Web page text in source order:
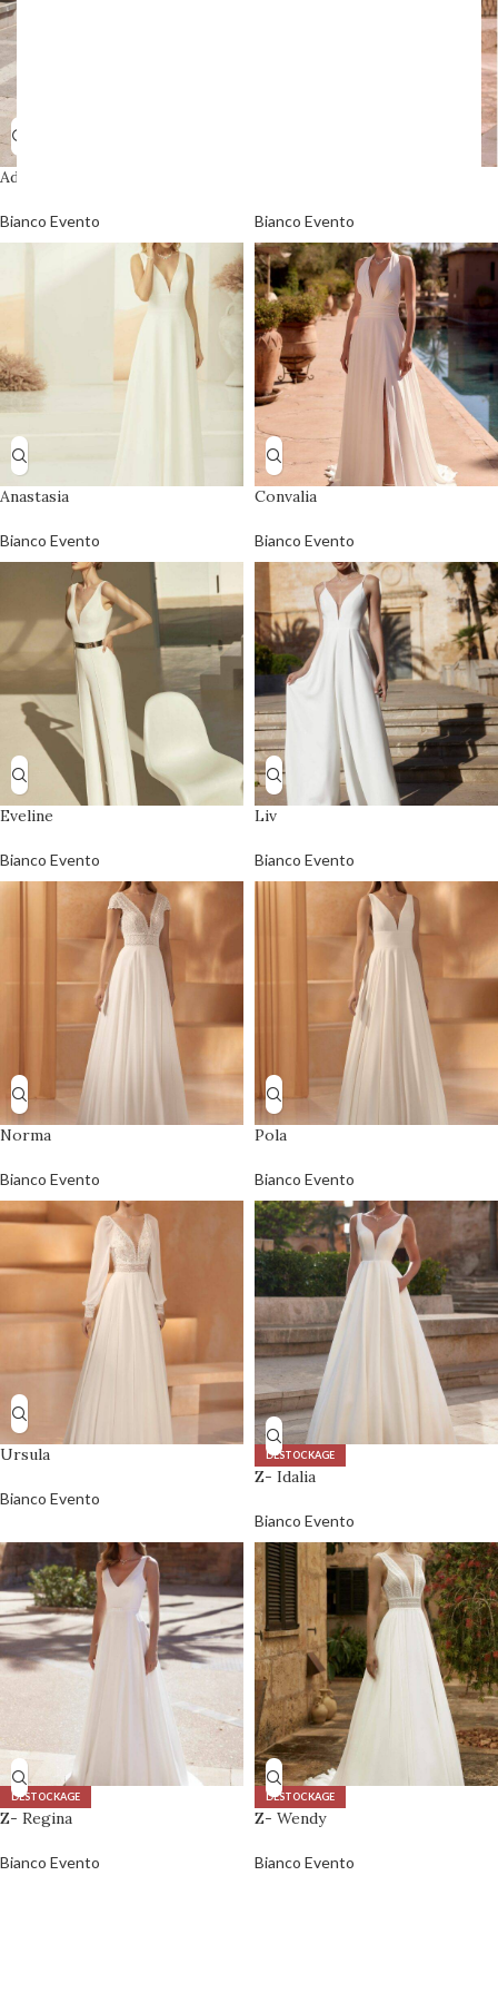
Adelina
Bianco Evento Bianco Evento
Anastasia
Bianco Evento
Convalia
Bianco Evento
Eveline
Bianco Evento
Liv
Bianco Evento
Norma
Bianco Evento
Pola
Bianco Evento
Ursula
Bianco Evento
DÉSTOCKAGE
Z- Idalia
Bianco Evento
DÉSTOCKAGE
Z- Regina
Bianco Evento
DÉSTOCKAGE
Z- Wendy
Bianco Evento